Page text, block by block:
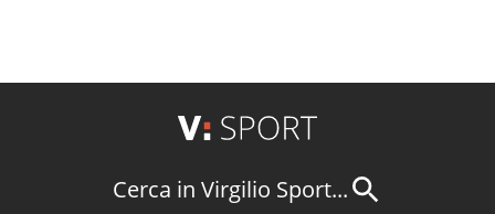
Cerca in Virgilio Sport...